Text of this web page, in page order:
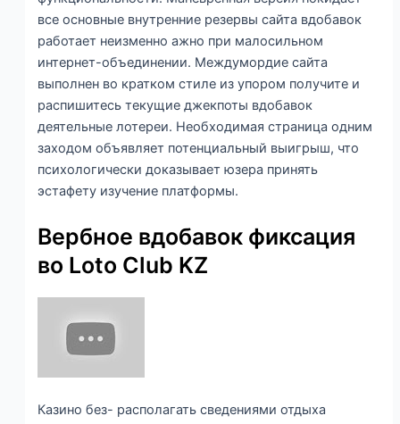
все основные внутренние резервы сайта вдобавок
работает неизменно ажно при малосильном
интернет-объединении. Междумордие сайта
выполнен во кратком стиле из упором получите и
распишитесь текущие джекпоты вдобавок
деятельные лотереи. Необходимая страница одним
заходом объявляет потенциальный выигрыш, что
психологически доказывает юзера принять
эстафету изучение платформы.
Вербное вдобавок фиксация
во Loto Club KZ
Казино без- располагать сведениями отдыха